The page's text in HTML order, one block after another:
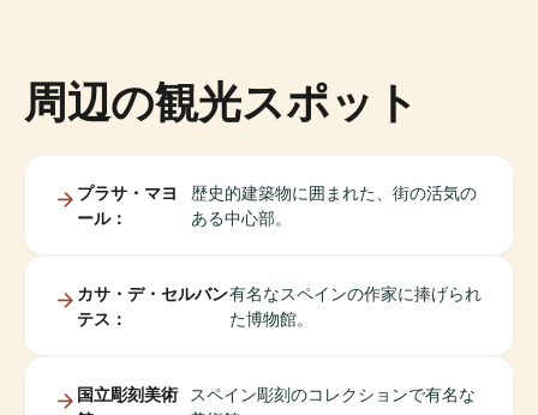
周辺の観光スポット
プラサ・マヨ
ール：
歴史的建築物に囲まれた、街の活気の
ある中心部。
カサ・デ・セルバン
テス：
有名なスペインの作家に捧げられ
た博物館。
国立彫刻美術
スペイン彫刻のコレクションで有名な